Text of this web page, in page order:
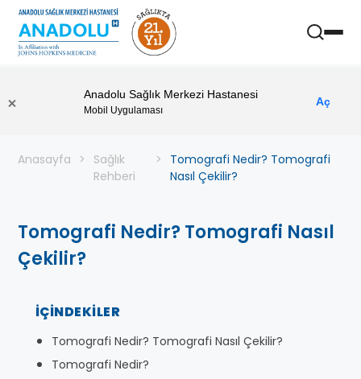
Anadolu Sağlık Merkezi Hastanesi
Mobil Uygulaması
Aç
Anasayfa
Sağlık
Rehberi
Tomografi Nedir? Tomografi
Nasıl Çekilir?
Tomografi Nedir? Tomografi Nasıl
Çekilir?
İÇINDEKILER
Tomografi Nedir? Tomografi Nasıl Çekilir?
Tomografi Nedir?